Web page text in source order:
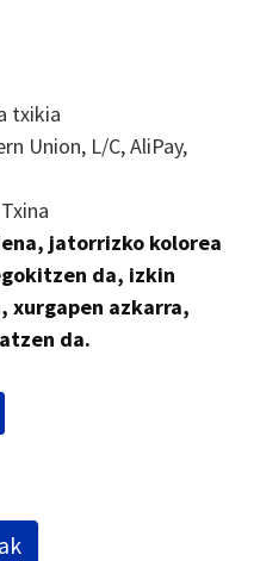
txikia
Union, L/C, AliPay,
jatorrizko kolorea
da, izkin
xurgapen azkarra,
da.